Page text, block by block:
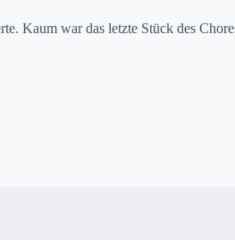
Kaum war das let­zte Stück des